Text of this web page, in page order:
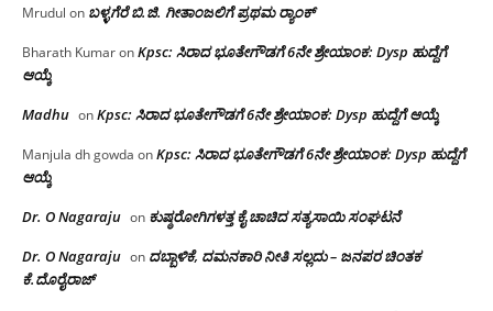
Mrudul on ಬಳ್ಳಗೆರೆ ಬಿ.ಜಿ. ಗೀತಾಂಜಲಿಗೆ ಪ್ರಥಮ ರ‌್ಯಾಂಕ್
Bharath KumaronKpsc: ಸಿರಾದ ಭೂತೇಗೌಡಗೆ 6ನೇ ಶ್ರೇಯಾಂಕ: Dysp ಹುದ್ದೆಗೆ
ಆಯ್ಕೆ
Madhu onKpsc: ಸಿರಾದ ಭೂತೇಗೌಡಗೆ 6ನೇ ಶ್ರೇಯಾಂಕ: Dysp ಹುದ್ದೆಗೆ ಆಯ್ಕೆ
Manjula dh gowda onKpsc: ಸಿರಾದ ಭೂತೇಗೌಡಗೆ 6ನೇ ಶ್ರೇಯಾಂಕ: Dysp ಹುದ್ದೆಗೆ
ಆಯ್ಕೆ
Dr. O Nagaraju on ಕುಷ್ಠರೋಗಿಗಳತ್ತ ಕೈ ಚಾಚಿದ ಸತ್ಯಸಾಯಿ ಸಂಘಟನೆ
Dr. O Nagaraju on ದಬ್ಬಾಳಿಕೆ, ದಮನಕಾರಿ ನೀತಿ ಸಲ್ಲದು – ಜನಪರ ಚಿಂತಕ
ಕೆ.ದೊರೈರಾಜ್